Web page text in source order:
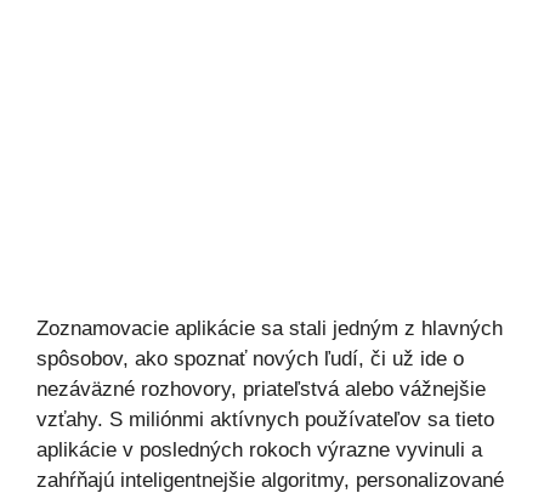
Zoznamovacie aplikácie sa stali jedným z hlavných
spôsobov, ako spoznať nových ľudí, či už ide o
nezáväzné rozhovory, priateľstvá alebo vážnejšie
vzťahy. S miliónmi aktívnych používateľov sa tieto
aplikácie v posledných rokoch výrazne vyvinuli a
zahŕňajú inteligentnejšie algoritmy, personalizované